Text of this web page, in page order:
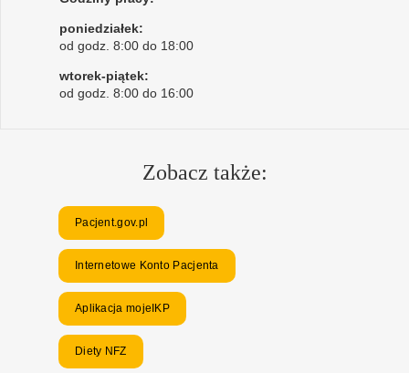
poniedziałek:
od godz. 8:00 do 18:00
wtorek-piątek:
od godz. 8:00 do 16:00
Zobacz także:
Pacjent.gov.pl
Internetowe Konto Pacjenta
Aplikacja mojeIKP
Diety NFZ